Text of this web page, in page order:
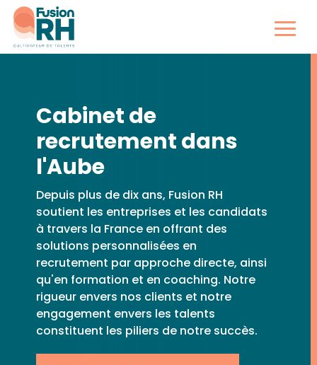
Cabinet de
recrutement dans
l'Aube
Depuis plus de dix ans, Fusion RH
soutient les entreprises et les candidats
à travers la France en offrant des
solutions personnalisées en
recrutement par approche directe, ainsi
qu'en formation et en coaching. Notre
rigueur envers nos clients et notre
engagement envers les talents
constituent les piliers de notre succès.